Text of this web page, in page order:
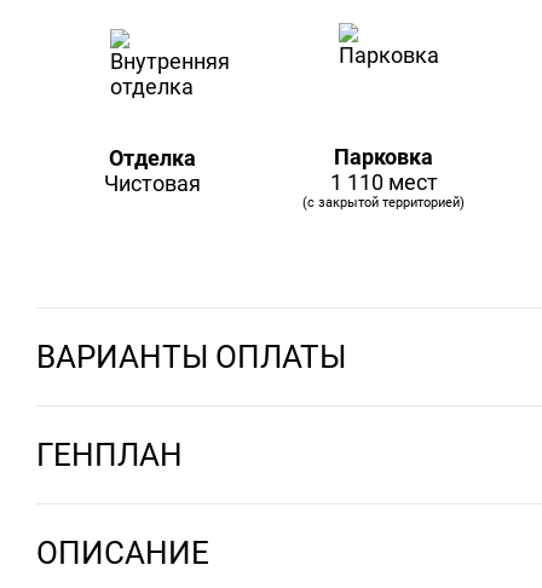
Отделка
Чистовая
Парковка
1 110 мест
(с закрытой территорией)
ВАРИАНТЫ ОПЛАТЫ
ГЕНПЛАН
ОПИСАНИЕ